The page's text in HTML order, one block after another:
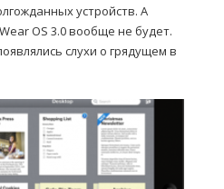
устройств. А
OS 3.0 вообще не будет.
слухи о грядущем в